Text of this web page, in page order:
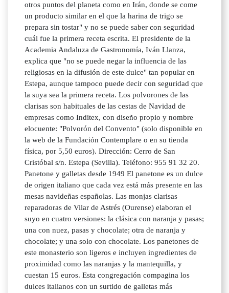
otros puntos del planeta como en Irán, donde se come
un producto similar en el que la harina de trigo se
prepara sin tostar" y no se puede saber con seguridad
cuál fue la primera receta escrita. El presidente de la
Academia Andaluza de Gastronomía, Iván Llanza,
explica que "no se puede negar la influencia de las
religiosas en la difusión de este dulce" tan popular en
Estepa, aunque tampoco puede decir con seguridad que
la suya sea la primera receta. Los polvorones de las
clarisas son habituales de las cestas de Navidad de
empresas como Inditex, con diseño propio y nombre
elocuente: "Polvorón del Convento" (solo disponible en
la web de la Fundación Contemplare o en su tienda
física, por 5,50 euros). Dirección: Cerro de San
Cristóbal s/n. Estepa (Sevilla). Teléfono: 955 91 32 20.
Panetone y galletas desde 1949 El panetone es un dulce
de origen italiano que cada vez está más presente en las
mesas navideñas españolas. Las monjas clarisas
reparadoras de Vilar de Astrés (Ourense) elaboran el
suyo en cuatro versiones: la clásica con naranja y pasas;
una con nuez, pasas y chocolate; otra de naranja y
chocolate; y una solo con chocolate. Los panetones de
este monasterio son ligeros e incluyen ingredientes de
proximidad como las naranjas y la mantequilla, y
cuestan 15 euros. Esta congregación compagina los
dulces italianos con un surtido de galletas más